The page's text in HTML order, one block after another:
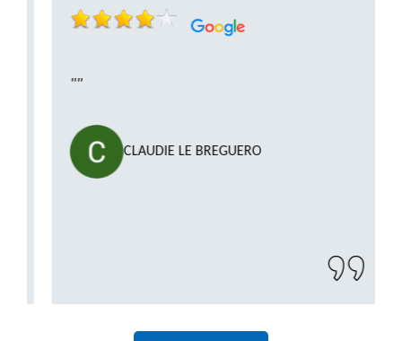
CLAUDIE LE BREGUERO